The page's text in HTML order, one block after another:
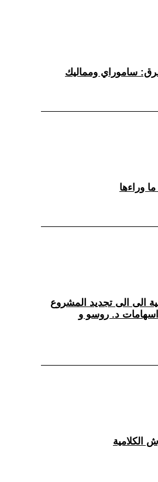
الى الى تجديد المشروع
د. روسو و